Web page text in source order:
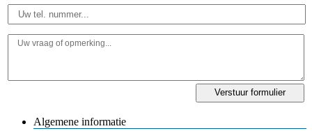
Algemene informatie